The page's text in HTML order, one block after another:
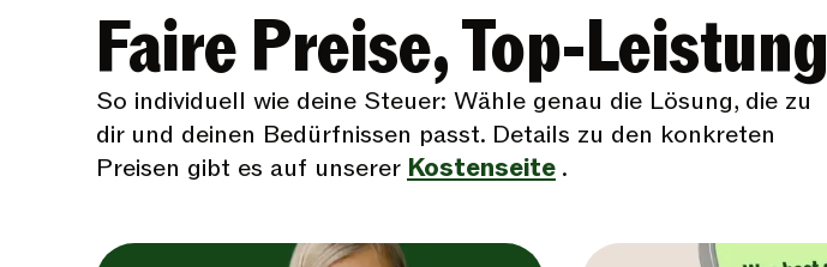
Faire Preise, Top-Leistung
So individuell wie deine Steuer: Wähle genau die Lösung, die zu
dir und deinen Bedürfnissen passt. Details zu den konkreten
Preisen gibt es auf unserer Kostenseite .